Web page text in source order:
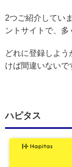
2つご紹介してい
ントサイトで、多
どれに登録しよ
けば間違いないで
ハピタス